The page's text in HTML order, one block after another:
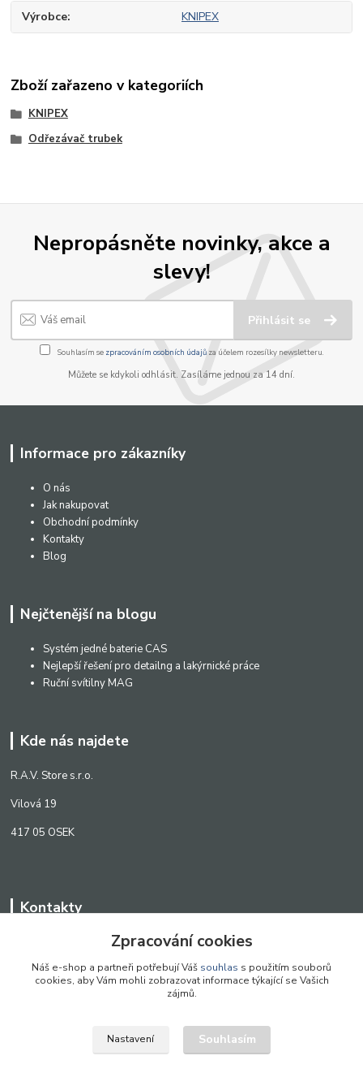
Výrobce KNIPEX
Zboží zařazeno v kategoriích
KNIPEX
Odřezávač trubek
Nepropásněte novinky, akce a
slevy!
Přihlásit se
Souhlasím se zpracováním osobních údajůza účelem rozesílky newsletteru.
Můžete se kdykoli odhlásit. Zasíláme jednou za 14 dní.
Informace pro zákazníky
O nás
Jak nakupovat
Obchodní podmínky
Kontakty
Blog
Nejčtenější na blogu
Systém jedné baterie CAS
Nejlepší řešení pro detailng a lakýrnické práce
Ruční svítilny MAG
Kde nás najdete
R.A.V. Store s.r.o.
Vilová 19
417 05 OSEK
Kontakty
+420 776 242 909
Zpracování cookies
Náš e-shop a partneři potřebují Váš souhlas s použitím souborů
cookies, aby Vám mohli zobrazovat informace týkající se Vašich
zájmů.
Nastavení Souhlasím